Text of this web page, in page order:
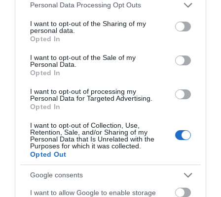
Please note that this website/app uses one or more Google
not limited to your visit or usage behaviour. You may click to
grant or deny consent to Google and its third-party tags to
use your data for below specified purposes in below Google
consent section.
Personal Data Processing Opt Outs
I want to opt-out of the Sharing of my
personal data.
Opted In
I want to opt-out of the Sale of my
Personal Data.
Opted In
I want to opt-out of processing my
Personal Data for Targeted Advertising.
Opted In
I want to opt-out of Collection, Use,
Retention, Sale, and/or Sharing of my
Personal Data that Is Unrelated with the
Purposes for which it was collected.
Opted Out
Google consents
I want to allow Google to enable storage
ιστορικών γκολ του Μαραντόνα
08.08.2026 | 18:40
Αγανάκτηση σε χωριό της
Εύβοιας: Μένουν κάθε μέρα χωρίς
08.08.2026 | 18:20
λάβουν νωρίτερα τις
προκαταβολές
08.08.2026 | 18:00
Σε πελάγη ευτυχίας
αντιδήμαρχος στην Εύβοια! Έγινε
για τρίτη φορά παππούς!
Αγροτικές ενισχύσεις:
Ποιοι θα λάβουν
προκαταβολές
Φωτιά στη Βοιωτία:
εστίαση ζητά η ΠΣτΕ
Όμιλος ΔΕΗ: Νέα
συμφωνία για
χαρτοφυλάκιο έργων
Σε ποιες περιπτώσεις η
ΑΑΔΕ επιβάλλει φόρο